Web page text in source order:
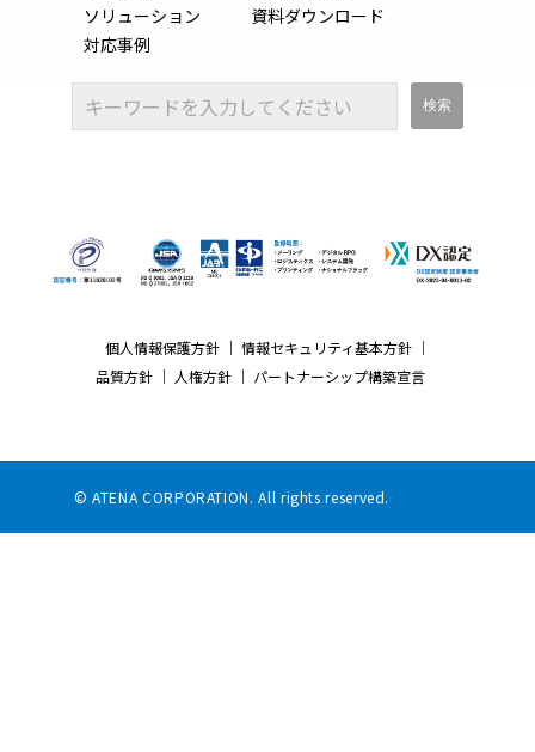
ソリューション
資料ダウンロード
対応事例
個人情報保護方針 ｜ 情報セキュリティ基本方針 ｜
品質方針 ｜ 人権方針 ｜ パートナーシップ構築宣言
© ATENA CORPORATION. All rights reserved.